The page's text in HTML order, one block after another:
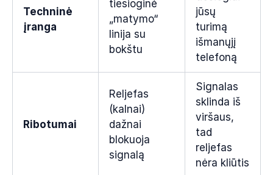
Techninė
įranga
tiesioginė
„matymo“
linija su
bokštu
jūsų
turimą
išmanųjį
telefoną
Ribotumai
Reljefas
(kalnai)
dažnai
blokuoja
signalą
Signalas
sklinda iš
viršaus,
tad
reljefas
nėra kliūtis